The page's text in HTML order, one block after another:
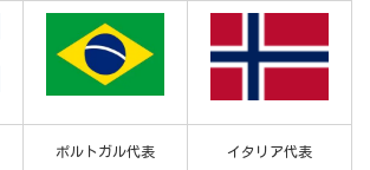
ポルトガル代表
イタリア代表